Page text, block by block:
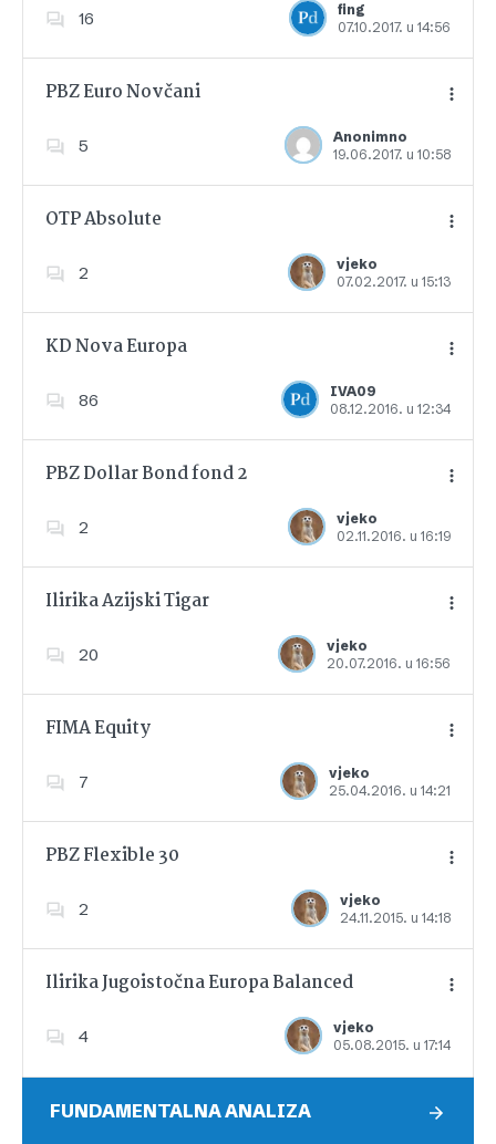
16
fing
07.10.2017. u 14:56
Dodajte u favorite
PBZ Euro Novčani
5
Anonimno
19.06.2017. u 10:58
Dodajte u favorite
OTP Absolute
2
vjeko
07.02.2017. u 15:13
Dodajte u favorite
KD Nova Europa
86
IVA09
08.12.2016. u 12:34
Dodajte u favorite
PBZ Dollar Bond fond 2
2
vjeko
02.11.2016. u 16:19
Dodajte u favorite
Ilirika Azijski Tigar
20
vjeko
20.07.2016. u 16:56
Dodajte u favorite
FIMA Equity
7
vjeko
25.04.2016. u 14:21
Dodajte u favorite
PBZ Flexible 30
2
vjeko
24.11.2015. u 14:18
Dodajte u favorite
Ilirika Jugoistočna Europa Balanced
4
vjeko
05.08.2015. u 17:14
Dodajte u favorite
FUNDAMENTALNA ANALIZA